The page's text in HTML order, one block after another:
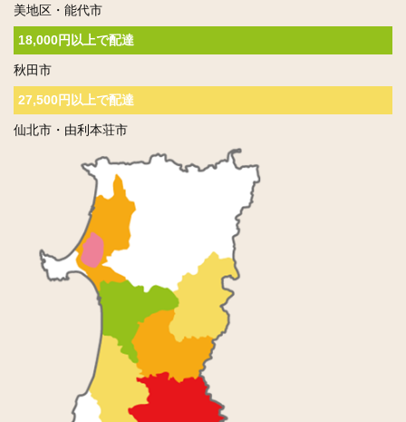
美地区・能代市
18,000円以上で配達
秋田市
27,500円以上で配達
仙北市・由利本荘市